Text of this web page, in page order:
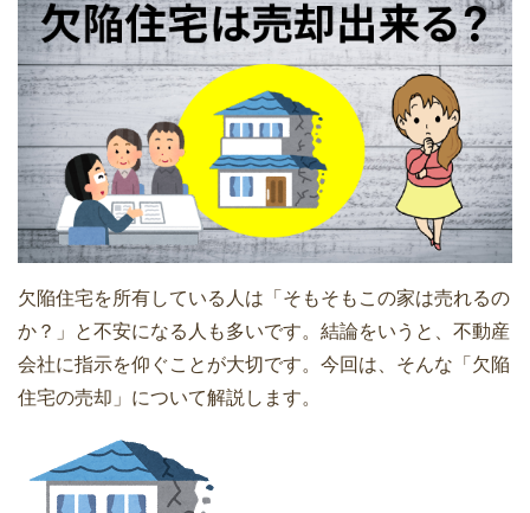
欠陥住宅を所有している人は「そもそもこの家は売れるの
か？」と不安になる人も多いです。結論をいうと、不動産
会社に指示を仰ぐことが大切です。今回は、そんな「欠陥
住宅の売却」について解説します。